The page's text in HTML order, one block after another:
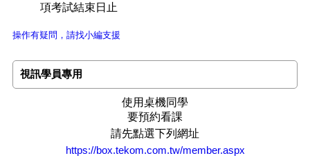
項考試結束日止
操作有疑問，請找小編支援
視訊學員專用
使用桌機同學
要預約看課
請先點選下列網址
https://box.tekom.com.tw/member.aspx